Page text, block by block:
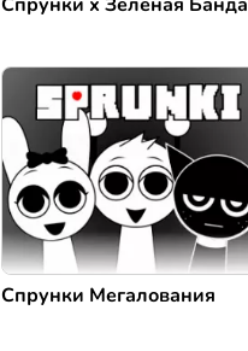
Спрунки Мегалования